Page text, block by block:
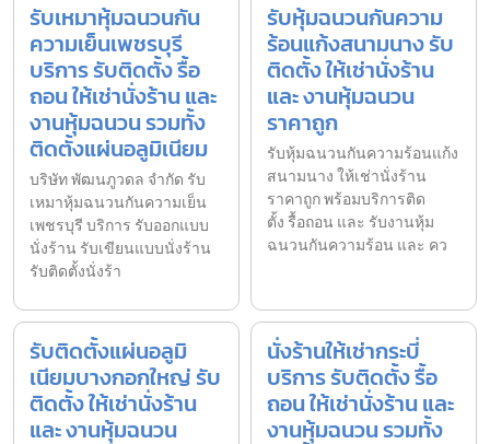
รับเหมาหุ้มฉนวนกัน
ความเย็นเพชรบุรี
บริการ รับติดตั้ง รื้อ
ถอน ให้เช่านั่งร้าน และ
งานหุ้มฉนวน รวมทั้ง
ติดตั้งแผ่นอลูมิเนียม
บริษัท พัฒนภูวดล จำกัด รับ
เหมาหุ้มฉนวนกันความเย็น
เพชรบุรี บริการ รับออกแบบ
นั่งร้าน รับเขียนแบบนั่งร้าน
รับติดตั้งนั่งร้า
รับหุ้มฉนวนกันความ
ร้อนแก้งสนามนาง รับ
ติดตั้ง ให้เช่านั่งร้าน
และ งานหุ้มฉนวน
ราคาถูก
รับหุ้มฉนวนกันความร้อนแก้ง
สนามนาง ให้เช่านั่งร้าน
ราคาถูก พร้อมบริการติด
ตั้ง รื้อถอน และ รับงานหุ้ม
ฉนวนกันความร้อน และ คว
รับติดตั้งแผ่นอลูมิ
เนียมบางกอกใหญ่ รับ
ติดตั้ง ให้เช่านั่งร้าน
และ งานหุ้มฉนวน
นั่งร้านให้เช่ากระบี่
บริการ รับติดตั้ง รื้อ
ถอน ให้เช่านั่งร้าน และ
งานหุ้มฉนวน รวมทั้ง